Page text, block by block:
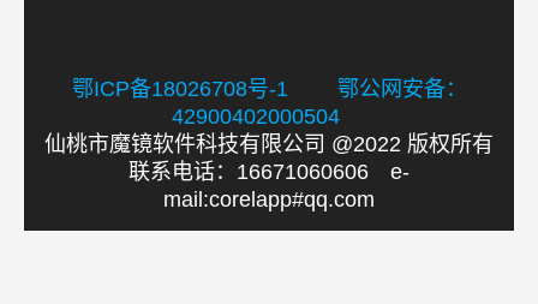
鄂ICP备18026708号-1
鄂公网安备：
42900402000504
仙桃市魔镜软件科技有限公司 @2022 版权所有
联系电话：16671060606 e-
mail:corelapp#qq.com